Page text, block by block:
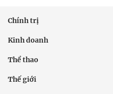
Chính trị
Kinh doanh
Thể thao
Thế giới